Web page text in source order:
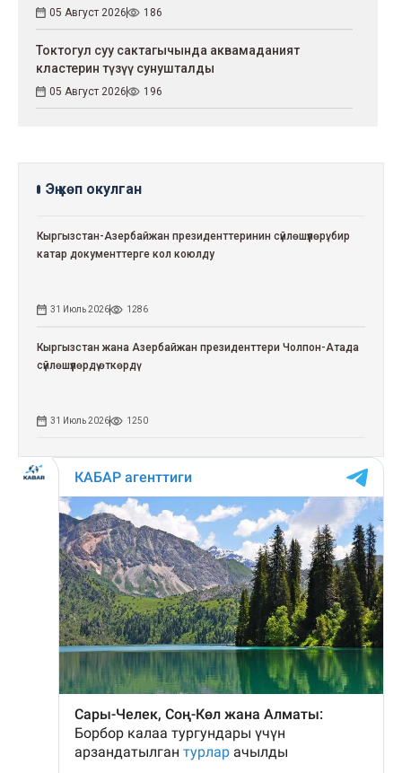
05 Август 2026 186
Токтогул суу сактагычында аквамаданият
кластерин түзүү сунушталды
05 Август 2026 196
Эң көп окулган
Кыргызстан-Азербайжан президенттеринин сүйлөшүүлөрү: бир
катар документтерге кол коюлду
31 Июль 2026 1286
Кыргызстан жана Азербайжан президенттери Чолпон-Атада
сүйлөшүүлөрдү өткөрдү
31 Июль 2026 1250